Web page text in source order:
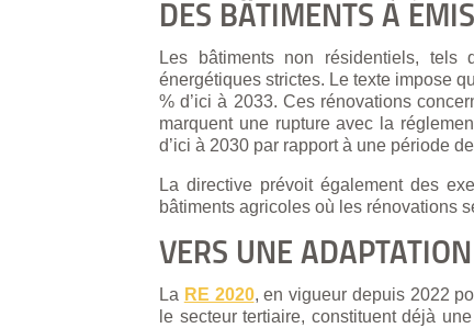
DES BÂTIMENTS À
Les bâtiments non résidentiels, tels
énergétiques strictes. Le texte impose
% d’ici à 2033. Ces rénovations
marquent une rupture avec la
d’ici à 2030 par rapport à une période
La directive prévoit également des
bâtiments agricoles où les rénovations
VERS UNE
La RE 2020, en vigueur depuis 2022
le secteur tertiaire, constituent déjà